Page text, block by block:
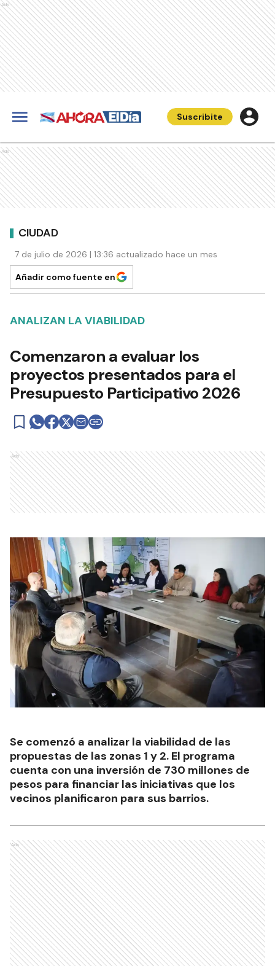
Ads
Suscribite
Ads
CIUDAD
7 de julio de 2026 | 13:36 actualizado hace un mes
Añadir como fuente en
ANALIZAN LA VIABILIDAD
Comenzaron a evaluar los
proyectos presentados para el
Presupuesto Participativo 2026
Ads
Se comenzó a analizar la viabilidad de las
propuestas de las zonas 1 y 2. El programa
cuenta con una inversión de 730 millones de
pesos para financiar las iniciativas que los
vecinos planificaron para sus barrios.
Ads